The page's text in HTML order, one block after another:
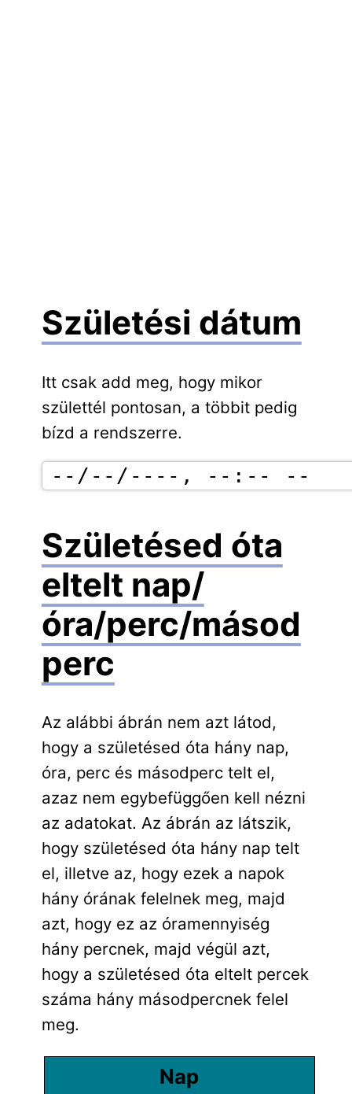
Születési dátum
Itt csak add meg, hogy mikor
születtél pontosan, a többit pedig
bízd a rendszerre.
Születésed óta
eltelt nap/
óra/perc/másod
perc
Az alábbi ábrán nem azt látod,
hogy a születésed óta hány nap,
óra, perc és másodperc telt el,
azaz nem egybefüggően kell nézni
az adatokat. Az ábrán az látszik,
hogy születésed óta hány nap telt
el, illetve az, hogy ezek a napok
hány órának felelnek meg, majd
azt, hogy ez az óramennyiség
hány percnek, majd végül azt,
hogy a születésed óta eltelt percek
száma hány másodpercnek felel
meg.
Nap